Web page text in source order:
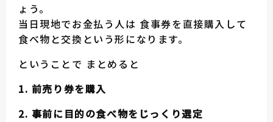
ょう。
当日現地でお金払う人は 食事券を直接購入して
食べ物と交換という形になります。
ということで まとめると
1. 前売り券を購入
2. 事前に目的の食べ物をじっくり選定